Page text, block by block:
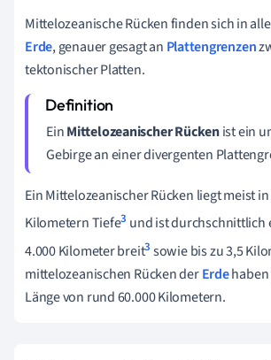
Mittelozeanische Rücken finden sich in
Erde, genauer gesagt an Plattengrenzen
tektonischer Platten.
EinMittelozeanischer Rückenist ein
Gebirge an einer divergenten
Ein Mittelozeanischer Rücken liegt meist
Kilometern Tiefe3 und ist durchschnittlich
4.000 Kilometer breit3 sowie bis zu 3,5
mittelozeanischen Rücken derErdehaben
Länge von rund 60.000 Kilometern.